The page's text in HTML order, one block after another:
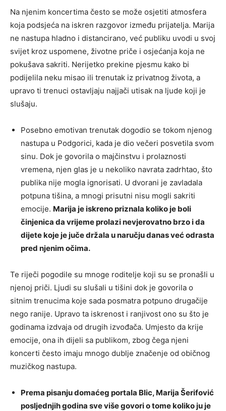
Na njenim koncertima često se može osjetiti atmosfera
koja podsjeća na iskren razgovor između prijatelja. Marija
ne nastupa hladno i distancirano, već publiku uvodi u svoj
svijet kroz uspomene, životne priče i osjećanja koja ne
pokušava sakriti. Nerijetko prekine pjesmu kako bi
podijelila neku misao ili trenutak iz privatnog života, a
upravo ti trenuci ostavljaju najjači utisak na ljude koji je
slušaju.
Posebno emotivan trenutak dogodio se tokom njenog
nastupa u Podgorici, kada je dio večeri posvetila svom
sinu. Dok je govorila o majčinstvu i prolaznosti
vremena, njen glas je u nekoliko navrata zadrhtao, što
publika nije mogla ignorisati. U dvorani je zavladala
potpuna tišina, a mnogi prisutni nisu mogli sakriti
emocije. Marija je iskreno priznala koliko je boli
činjenica da vrijeme prolazi nevjerovatno brzo i da
dijete koje je juče držala u naručju danas već odrasta
pred njenim očima.
Te riječi pogodile su mnoge roditelje koji su se pronašli u
njenoj priči. Ljudi su slušali u tišini dok je govorila o
sitnim trenucima koje sada posmatra potpuno drugačije
nego ranije. Upravo ta iskrenost i ranjivost ono su što je
godinama izdvaja od drugih izvođača. Umjesto da krije
emocije, ona ih dijeli sa publikom, zbog čega njeni
koncerti često imaju mnogo dublje značenje od običnog
muzičkog nastupa.
Prema pisanju domaćeg portala Blic, Marija Šerifović
posljednjih godina sve više govori o tome koliko ju je